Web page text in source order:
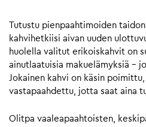
Tutustu pienpaahtimoiden
kahvihetkiisi aivan uuden
huolella valitut erikoiskahvit on
ainutlaatuisia makuelämyksiä –
Jokainen kahvi on käsin
vastapaahdettu, jotta saat aina
Olitpa vaaleapaahtoisten,